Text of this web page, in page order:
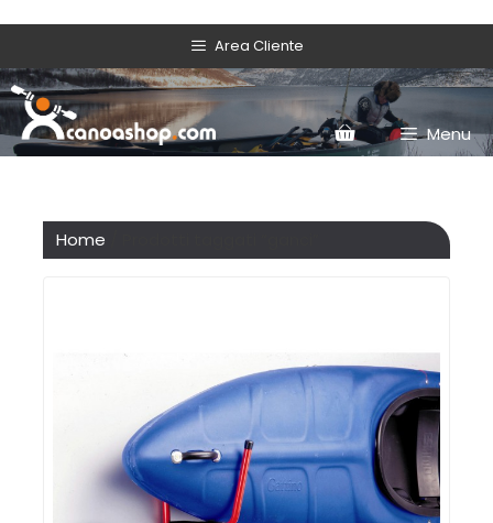
Area Cliente
Menu
Home